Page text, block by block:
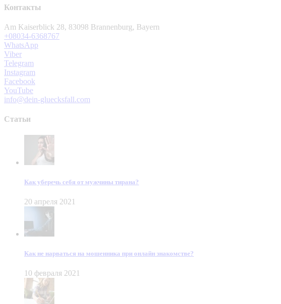
Контакты
Am Kaiserblick 28, 83098 Brannenburg, Bayern
+08034-6368767
WhatsApp
Viber
Telegram
Instagram
Facebook
YouTube
info@dein-gluecksfall.com
Статьи
Как уберечь себя от мужчины тирана?
20 апреля 2021
Как не нарваться на мошенника при онлайн знакомстве?
10 февраля 2021